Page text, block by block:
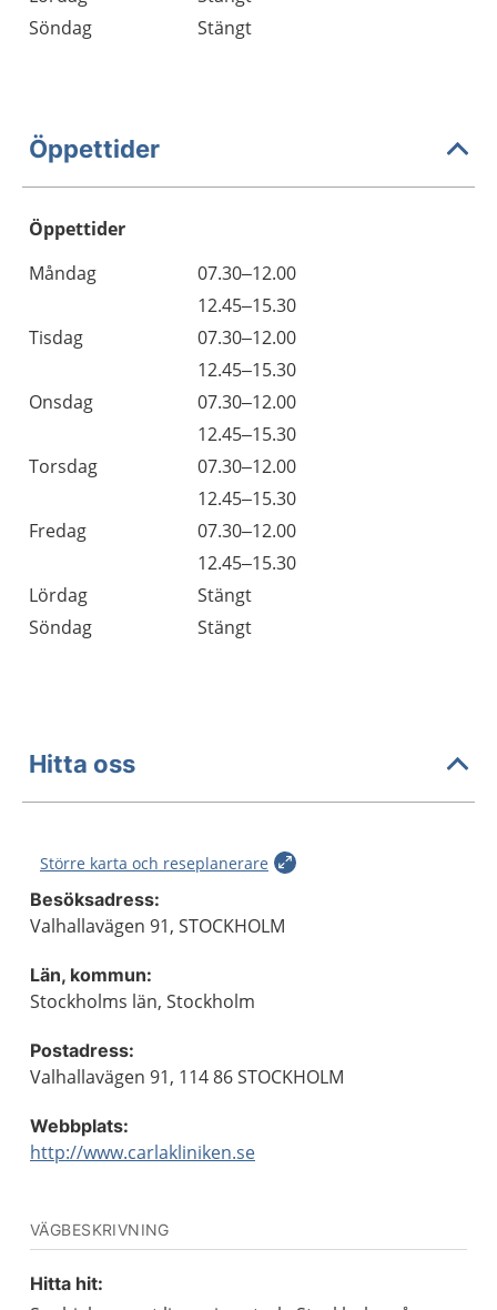
Söndag
Stängt
Öppettider
Öppettider
Dag
Öppettider
Kommentarer
Måndag
07.30–12.00
12.45–15.30
Tisdag
07.30–12.00
12.45–15.30
Onsdag
07.30–12.00
12.45–15.30
Torsdag
07.30–12.00
12.45–15.30
Fredag
07.30–12.00
12.45–15.30
Lördag
Stängt
Söndag
Stängt
Hitta oss
Större karta och reseplanerare
Besöksadress:
Valhallavägen 91, STOCKHOLM
Län, kommun:
Stockholms län, Stockholm
Postadress:
Valhallavägen 91, 114 86 STOCKHOLM
Webbplats:
http://www.carlakliniken.se
VÄGBESKRIVNING
Hitta hit: